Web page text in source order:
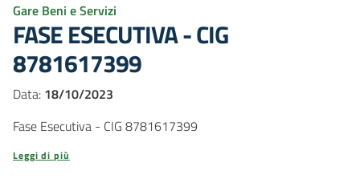
Gare Beni e Servizi
FASE ESECUTIVA - CIG
8781617399
Data: 18/10/2023
Fase Esecutiva - CIG 8781617399
Leggi di più